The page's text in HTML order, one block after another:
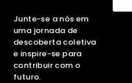
Junte-se a nós em
uma jornada de
descoberta coletiva
e inspire-se para
contribuir com o
futuro.